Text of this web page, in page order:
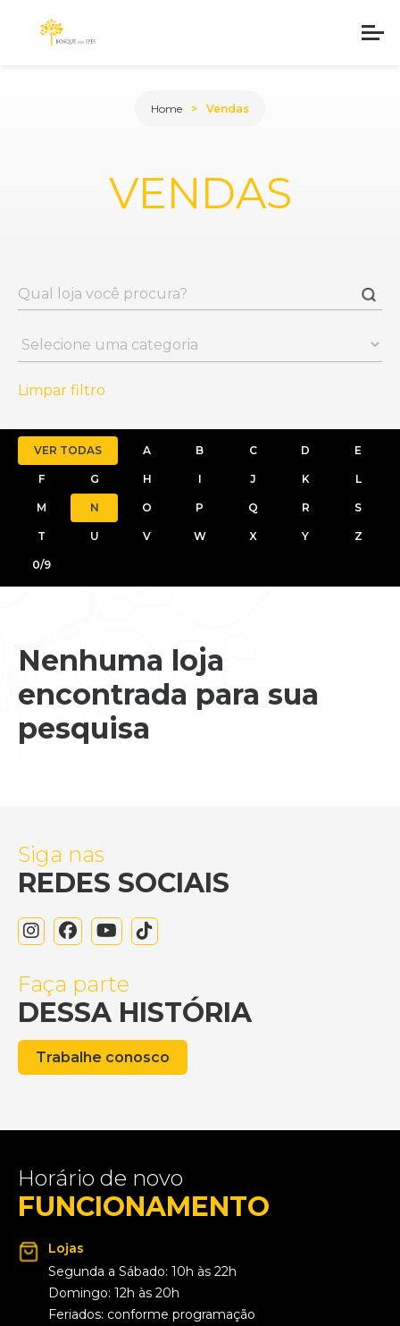
VENDAS
Home Vendas
Limpar filtro
VER TODAS A B C D E
F G H I J K L
M N O P Q R S
T U V W X Y Z
0/9
Nenhuma loja
encontrada para sua
pesquisa
Siga nas
REDES SOCIAIS
Faça parte
DESSA HISTÓRIA
Trabalhe conosco
Horário de novo
FUNCIONAMENTO
Lojas
Segunda a Sábado: 10h às 22h
Domingo: 12h às 20h
Feriados: conforme programação